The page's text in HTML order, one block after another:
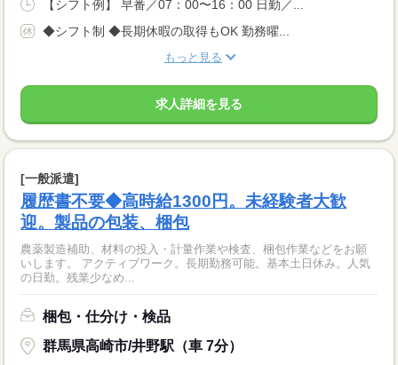
【シフト例】 早番／07：00〜16：00 日勤／...
◆シフト制 ◆長期休暇の取得もOK 勤務曜...
もっと見る
求人詳細を見る
[一般派遣]
履歴書不要◆高時給1300円。未経験者大歓
迎。製品の包装、梱包
農薬製造補助、材料の投入・計量作業や検査、梱包作業などをお願
いします。 アクティブワーク。長期勤務可能。基本土日休み。人気
の日勤。残業少なめ...
梱包・仕分け・検品
群馬県高崎市/井野駅（車 7分）